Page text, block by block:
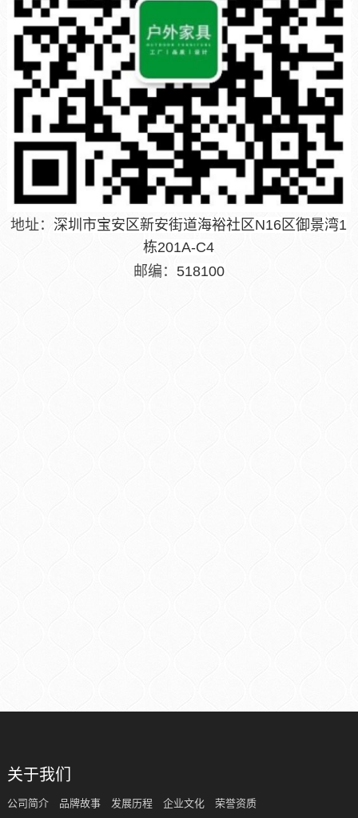
地址：
深圳市宝安区新安街道海裕社区N16区御景湾1
栋201A-C4
邮编： 518100
关于我们
公司简介 品牌故事 发展历程 企业文化 荣誉资质